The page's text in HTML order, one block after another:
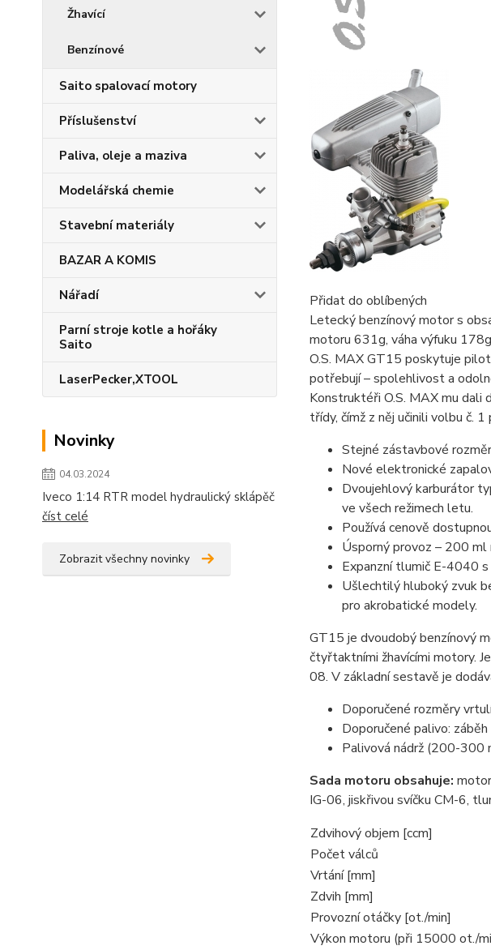
Žhavící
Benzínové
Saito spalovací motory
Příslušenství
Paliva, oleje a maziva
Modelářská chemie
Stavební materiály
BAZAR A KOMIS
Nářadí
Parní stroje kotle a hořáky
Saito
LaserPecker,XTOOL
Novinky
04.03.2024
Iveco 1:14 RTR model hydraulický sklápěč
číst celé
Zobrazit všechny novinky
Přidat do oblíbených
Letecký benzínový motor s
motoru 631g, váha výfuku
O.S. MAX GT15 poskytuje
potřebují – spolehlivost a
Konstruktéři O.S. MAX mu dali
třídy, čímž z něj učinili volbu č.
Stejné zástavbové
Nové elektronické
Dvoujehlový karburátor
ve všech režimech letu.
Používá cenově
Úsporný provoz – 200
Expanzní tlumič E-4040
Ušlechtilý hluboký zvuk
pro akrobatické modely.
GT15 je dvoudobý benzínový
čtyřtaktními žhavícími motory.
08. V základní sestavě je
Doporučené rozměry
Doporučené palivo:
Palivová nádrž (200-300
Sada motoru obsahuje:
IG-06, jiskřivou svíčku CM-6,
Zdvihový objem [ccm]
Počet válců
Vrtání [mm]
Zdvih [mm]
Provozní otáčky [ot./min]
Výkon motoru (při 15000 ot./